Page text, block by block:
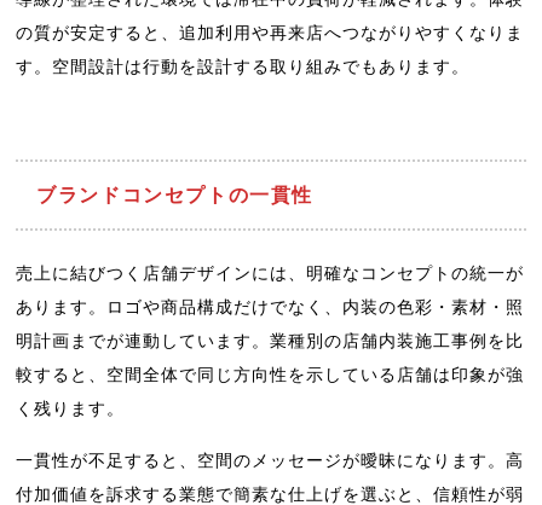
の質が安定すると、追加利用や再来店へつながりやすくなりま
す。空間設計は行動を設計する取り組みでもあります。
ブランドコンセプトの一貫性
売上に結びつく店舗デザインには、明確なコンセプトの統一が
あります。ロゴや商品構成だけでなく、内装の色彩・素材・照
明計画までが連動しています。業種別の店舗内装施工事例を比
較すると、空間全体で同じ方向性を示している店舗は印象が強
く残ります。
一貫性が不足すると、空間のメッセージが曖昧になります。高
付加価値を訴求する業態で簡素な仕上げを選ぶと、信頼性が弱